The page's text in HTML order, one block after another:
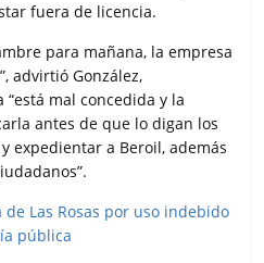
fuera de licencia.
para mañana, la empresa
advirtió González,
mal concedida y la
antes de que lo digan los
expedientar a Beroil, además